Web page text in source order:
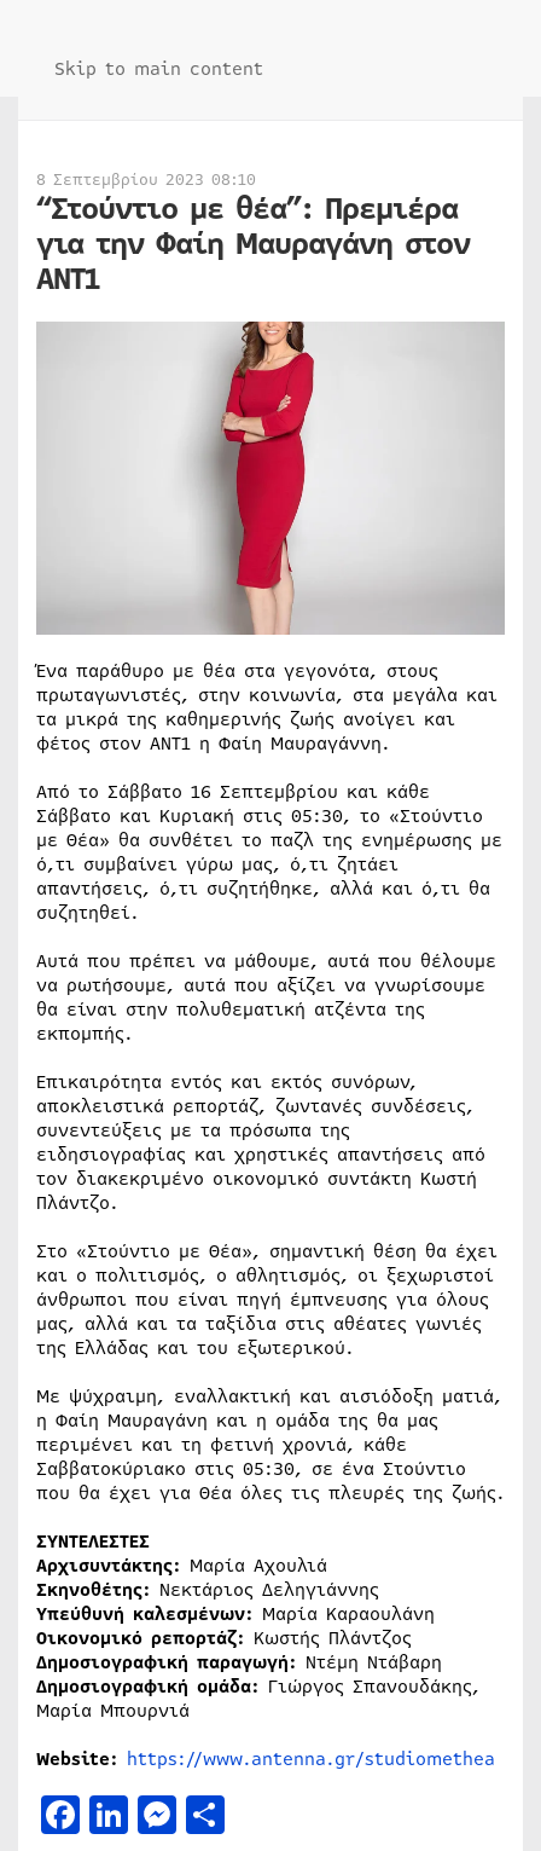
Skip to main content
8 Σεπτεμβρίου 2023 08:10
“Στούντιο με θέα”: Πρεμιέρα
για την Φαίη Μαυραγάνη στον
ΑΝΤ1
Ένα παράθυρο με θέα στα γεγονότα, στους
πρωταγωνιστές, στην κοινωνία, στα μεγάλα και
τα μικρά της καθημερινής ζωής ανοίγει και
φέτος στον ΑΝΤ1 η Φαίη Μαυραγάννη.
Από το Σάββατο 16 Σεπτεμβρίου και κάθε
Σάββατο και Κυριακή στις 05:30, το «Στούντιο
με Θέα» θα συνθέτει το παζλ της ενημέρωσης με
ό,τι συμβαίνει γύρω μας, ό,τι ζητάει
απαντήσεις, ό,τι συζητήθηκε, αλλά και ό,τι θα
συζητηθεί.
Αυτά που πρέπει να μάθουμε, αυτά που θέλουμε
να ρωτήσουμε, αυτά που αξίζει να γνωρίσουμε
θα είναι στην πολυθεματική ατζέντα της
εκπομπής.
Επικαιρότητα εντός και εκτός συνόρων,
αποκλειστικά ρεπορτάζ, ζωντανές συνδέσεις,
συνεντεύξεις με τα πρόσωπα της
ειδησιογραφίας και χρηστικές απαντήσεις από
τον διακεκριμένο οικονομικό συντάκτη Κωστή
Πλάντζο.
Στο «Στούντιο με Θέα», σημαντική θέση θα έχει
και ο πολιτισμός, ο αθλητισμός, οι ξεχωριστοί
άνθρωποι που είναι πηγή έμπνευσης για όλους
μας, αλλά και τα ταξίδια στις αθέατες γωνιές
της Ελλάδας και του εξωτερικού.
Με ψύχραιμη, εναλλακτική και αισιόδοξη ματιά,
η Φαίη Μαυραγάνη και η ομάδα της θα μας
περιμένει και τη φετινή χρονιά, κάθε
Σαββατοκύριακο στις 05:30, σε ένα Στούντιο
που θα έχει για Θέα όλες τις πλευρές της ζωής.
ΣΥΝΤΕΛΕΣΤΕΣ
Αρχισυντάκτης: Μαρία Αχουλιά
Σκηνοθέτης: Νεκτάριος Δεληγιάννης
Υπεύθυνή καλεσμένων: Μαρία Καραουλάνη
Οικονομικό ρεπορτάζ: Κωστής Πλάντζος
Δημοσιογραφική παραγωγή: Ντέμη Ντάβαρη
Δημοσιογραφική ομάδα: Γιώργος Σπανουδάκης,
Μαρία Μπουρνιά
Website: https://www.antenna.gr/studiomethea
Facebook
LinkedIn
Messenger